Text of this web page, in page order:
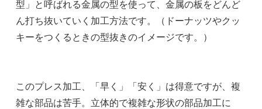
型」と呼ばれる金属の型を使って、金属の板をどんど
ん打ち抜いていく加工方法です。（ドーナッツやクッ
キーをつくるときの型抜きのイメージです。）
このプレス加工、「早く」「安く」は得意ですが、複
雑な部品は苦手。立体的で複雑な形状の部品加工に